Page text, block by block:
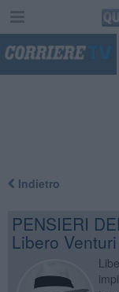
Indietro
PENSIERI
Libero Venturi